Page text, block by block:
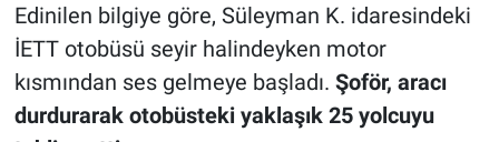
Edinilen bilgiye göre, Süleyman K. idaresindeki
İETT otobüsü seyir halindeyken motor
kısmından ses gelmeye başladı. Şoför, aracı
durdurarak otobüsteki yaklaşık 25 yolcuyu